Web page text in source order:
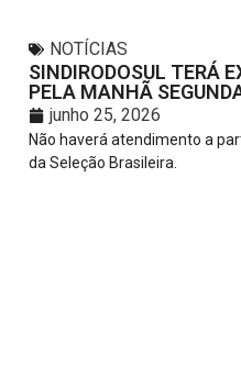
NOTÍCIAS
SINDIRODOSUL TERÁ
PELA MANHÃ
junho 25, 2026
Não haverá atendimento a
da Seleção Brasileira.